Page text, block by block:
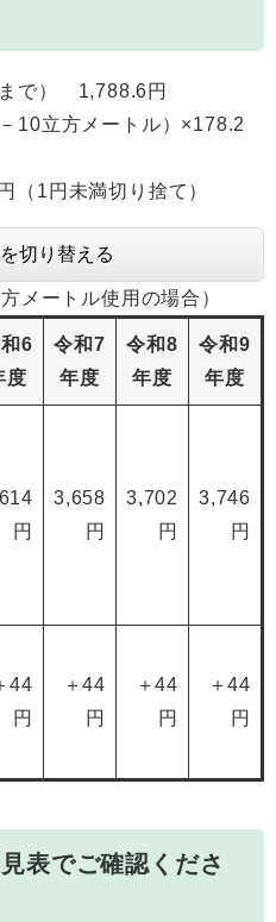
で） 1,788.6円
10立方メートル）×178.2
円未満切り捨て）
切り替える
メートル使用の場合）
6
度
令和7
年度
令和8
年度
令和9
年度
円
3,658
円
3,702
円
3,746
円
44
円
＋44
円
＋44
円
＋44
円
表でご確認くださ